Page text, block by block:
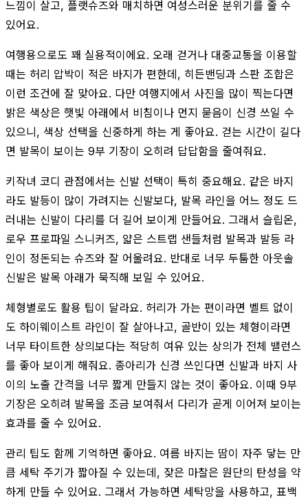
느낌이 살고, 플랫슈즈와 매치하면 여성스러운 분위기를 줄 수
있어요.
여행용으로도 꽤 실용적이에요. 오래 걷거나 대중교통을 이용할
때는 허리 압박이 적은 바지가 편한데, 히든밴딩과 스판 조합은
이런 조건에 잘 맞아요. 다만 여행지에서 사진을 많이 찍는다면
밝은 색상은 햇빛 아래에서 비침이나 먼지 묻음이 신경 쓰일 수
있으니, 색상 선택을 신중하게 하는 게 좋아요. 걷는 시간이 길다
면 발목이 보이는 9부 기장이 오히려 답답함을 줄여줘요.
키작녀 코디 관점에서는 신발 선택이 특히 중요해요. 같은 바지
라도 발등이 많이 가려지는 신발보다, 발목 라인을 어느 정도 드
러내는 신발이 다리를 더 길어 보이게 만들어요. 그래서 슬립온,
로우 프로파일 스니커즈, 얇은 스트랩 샌들처럼 발목과 발등 라
인이 정돈되는 슈즈와 잘 어울려요. 반대로 너무 두툼한 아웃솔
신발은 발목 아래가 묵직해 보일 수 있어요.
체형별로도 활용 팁이 달라요. 허리가 가는 편이라면 벨트 없이
도 하이웨이스트 라인이 잘 살아나고, 골반이 있는 체형이라면
너무 타이트한 상의보다는 적당히 여유 있는 상의가 전체 밸런스
를 좋아 보이게 해줘요. 종아리가 신경 쓰인다면 신발과 바지 사
이의 노출 간격을 너무 짧게 만들지 않는 것이 좋아요. 이때 9부
기장은 오히려 발목을 조금 보여줘서 다리가 곧게 이어져 보이는
효과를 줄 수 있어요.
관리 팁도 함께 기억하면 좋아요. 여름 바지는 땀이 자주 닿는 만
큼 세탁 주기가 짧아질 수 있는데, 잦은 마찰은 원단의 탄성을 약
하게 만들 수 있어요. 그래서 가능하면 세탁망을 사용하고, 표백